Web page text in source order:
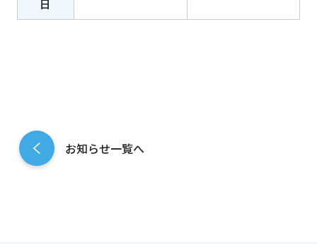
日
お知らせ一覧へ